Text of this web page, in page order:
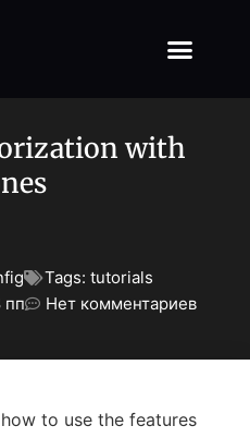
with
Tags: tutorials
пп Нет комментариев
to use the features